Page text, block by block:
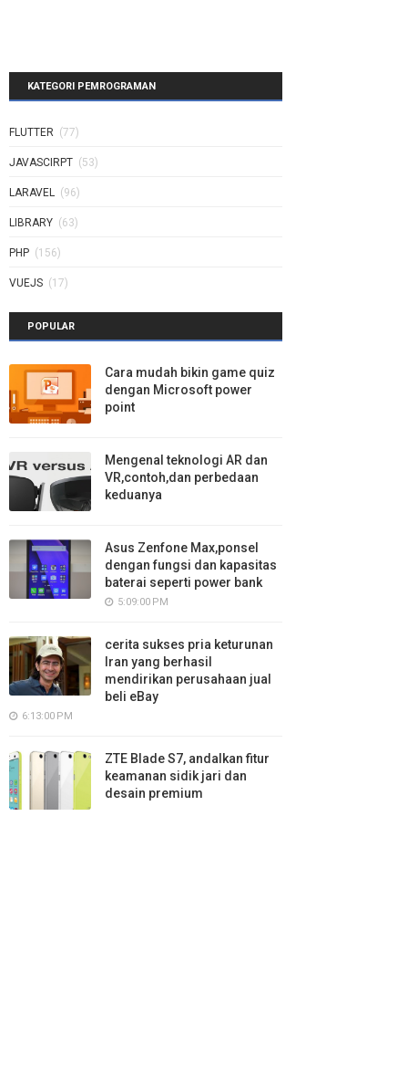
KATEGORI PEMROGRAMAN
FLUTTER (77)
JAVASCIRPT (53)
LARAVEL (96)
LIBRARY (63)
PHP (156)
VUEJS (17)
POPULAR
Cara mudah bikin game quiz
dengan Microsoft power
point
Mengenal teknologi AR dan
VR,contoh,dan perbedaan
keduanya
Asus Zenfone Max,ponsel
dengan fungsi dan kapasitas
baterai seperti power bank
5:09:00 PM
cerita sukses pria keturunan
Iran yang berhasil
mendirikan perusahaan jual
beli eBay
6:13:00 PM
ZTE Blade S7, andalkan fitur
keamanan sidik jari dan
desain premium